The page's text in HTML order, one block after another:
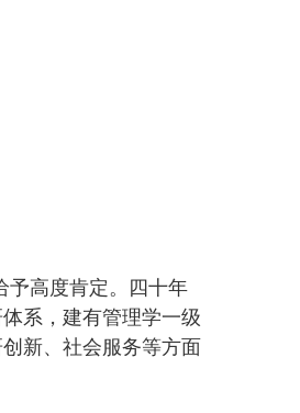
予高度肯定。四十年
系，建有管理学一级
新、社会服务等方面